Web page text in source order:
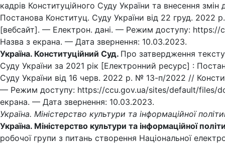
кадрів Конституційного Суду України та внесення
Постанова Конституц. Суду України від 22 груд.
[вебсайт]. — Електрон. дані. — Режим доступу:
Назва з екрана. — Дата звернення: 10.03.2023.
Україна. Конституційний Суд. Про затвердження тексту
Суду України за 2021 рік [Електронний ресурс] :
Суду України від 16 черв. 2022 р. № 13-п/2022 //
— Режим доступу: https://ccu.gov.ua/sites/default/files/
екрана. — Дата звернення: 10.03.2023.
Україна. Міністерство культури та інформаційної
Україна. Міністерство культури та інформаційної
робочої групи з питань створення Національної